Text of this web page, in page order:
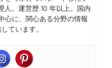
人。運営歴 10 年以上。国内
心に、関心ある分野の情報
ています。